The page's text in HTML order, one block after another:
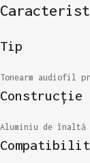
Tip
Tonearm audiofil
Construcție
Aluminiu de înaltă